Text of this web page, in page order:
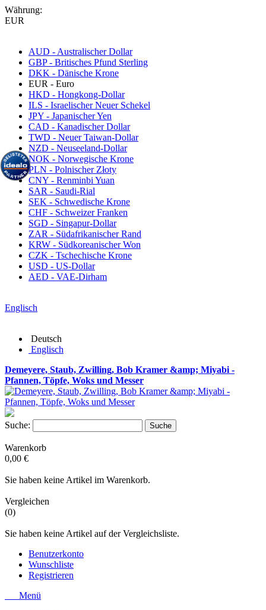
Währung:
EUR
AUD - Australischer Dollar
GBP - Britisches Pfund Sterling
DKK - Dänische Krone
EUR - Euro
HKD - Hongkong-Dollar
ILS - Israelischer Neuer Schekel
JPY - Japanischer Yen
CAD - Kanadischer Dollar
TWD - Neuer Taiwan-Dollar
NZD - Neuseeland-Dollar
NOK - Norwegische Krone
PLN - Polnischer Złoty
CNY - Renminbi Yuan
SAR - Saudi-Rial
SEK - Schwedische Krone
CHF - Schweizer Franken
SGD - Singapur-Dollar
ZAR - Südafrikanischer Rand
KRW - Südkoreanischer Won
CZK - Tschechische Krone
USD - US-Dollar
AED - VAE-Dirham
Englisch
Deutsch
Englisch
Demeyere, Staub, Zwilling, Bob Kramer &amp; Miyabi -
Pfannen, Töpfe, Woks und Messer
Suche: Suche
Warenkorb
0,00 €
Sie haben keine Artikel im Warenkorb.
Vergleichen
(0)
Sie haben keine Artikel auf der Vergleichsliste.
Benutzerkonto
Wunschliste
Registrieren
Menü